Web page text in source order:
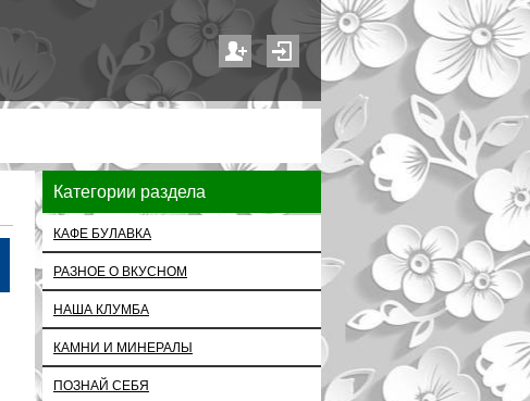
Категории раздела
КАФЕ БУЛАВКА
РАЗНОЕ О ВКУСНОМ
НАША КЛУМБА
КАМНИ И МИНЕРАЛЫ
ПОЗНАЙ СЕБЯ